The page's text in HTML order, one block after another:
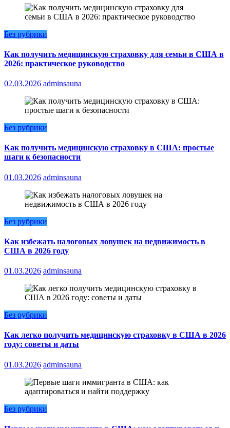
Без рубрики
Как получить медицинскую страховку для семьи в США в
2026: практическое руководство
02.03.2026 adminsauna
Без рубрики
Как получить медицинскую страховку в США: простые
шаги к безопасности
01.03.2026 adminsauna
Без рубрики
Как избежать налоговых ловушек на недвижимость в
США в 2026 году
01.03.2026 adminsauna
Без рубрики
Как легко получить медицинскую страховку в США в 2026
году: советы и даты
01.03.2026 adminsauna
Без рубрики